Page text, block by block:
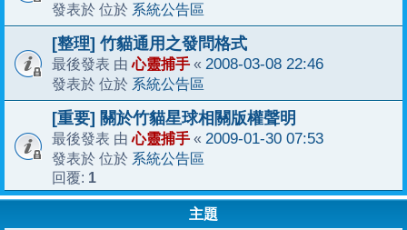
發表於 位於 系統公告區
[整理] 竹貓通用之發問格式
最後發表 由心靈捕手 « 2008-03-08 22:46
發表於 位於 系統公告區
[重要] 關於竹貓星球相關版權聲明
最後發表 由心靈捕手 « 2009-01-30 07:53
發表於 位於 系統公告區
回覆: 1
主題